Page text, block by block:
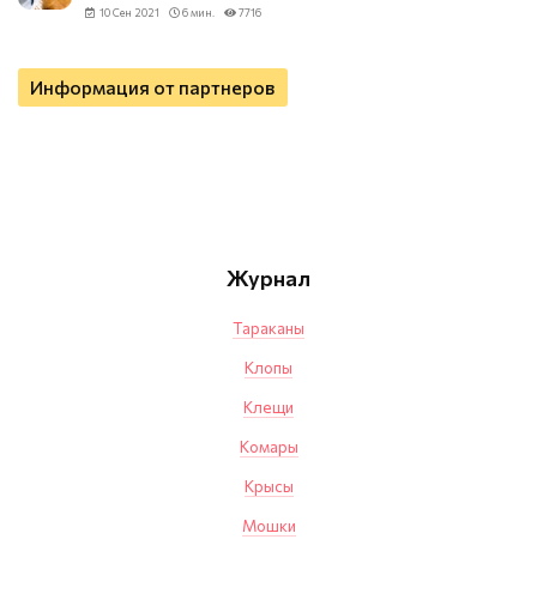
10 Сен 2021 6 мин. 7716
Информация от партнеров
Журнал
Тараканы
Клопы
Клещи
Комары
Крысы
Мошки